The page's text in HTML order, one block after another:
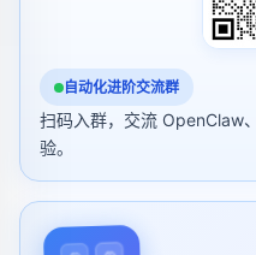
自动化进阶交流群
扫码入群，交流 OpenClaw
验。